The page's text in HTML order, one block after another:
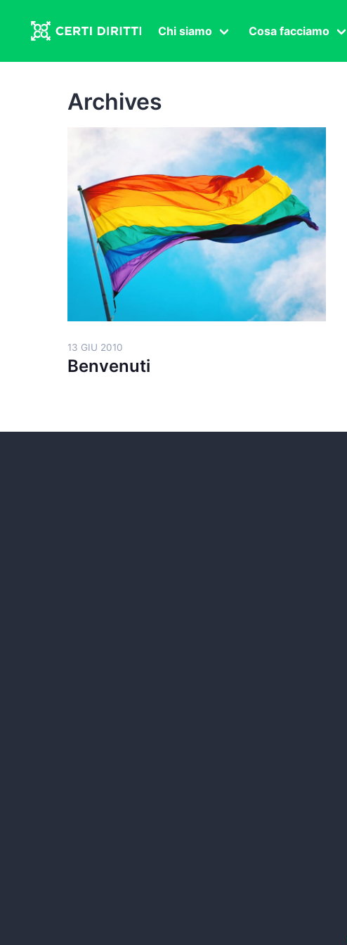
Chi siamo
Congressi
Cosa facciamo
Diritto di famiglia
Lavoro sessuale
Salute sessuale
Transnazionale
Politica
Fuor di Pagina
Archives
13 GIU 2010
Benvenuti